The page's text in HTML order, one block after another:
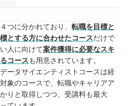
つに分かれており、 転職を目標と
とする方に合わせたコースだけで
人に向けて案件獲得に必要なスキ
コース も用意されています。
ータサイエンティストコースは経
象のコースで、転職やキャリアア
りと取得しつつ、受講料も最大